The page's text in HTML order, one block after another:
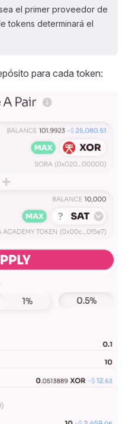
el primer proveedor de
tokens determinará el
para cada token: